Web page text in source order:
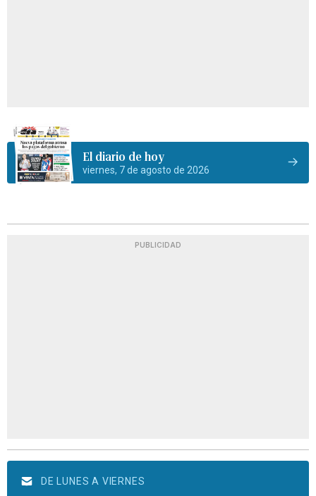
El diario de hoy
viernes, 7 de agosto de 2026
PUBLICIDAD
DE LUNES A VIERNES